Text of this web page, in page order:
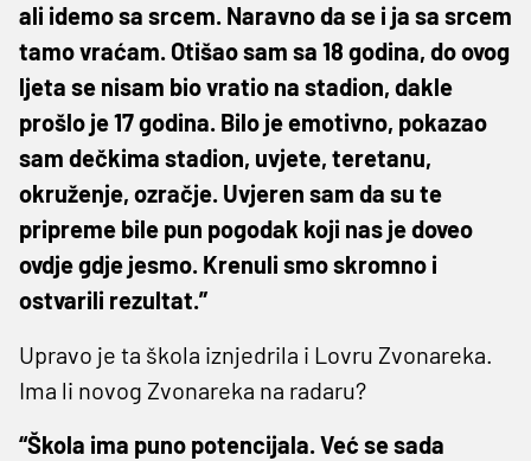
ali idemo sa srcem. Naravno da se i ja sa srcem
tamo vraćam. Otišao sam sa 18 godina, do ovog
ljeta se nisam bio vratio na stadion, dakle
prošlo je 17 godina. Bilo je emotivno, pokazao
sam dečkima stadion, uvjete, teretanu,
okruženje, ozračje. Uvjeren sam da su te
pripreme bile pun pogodak koji nas je doveo
ovdje gdje jesmo. Krenuli smo skromno i
ostvarili rezultat.”
Upravo je ta škola iznjedrila i Lovru Zvonareka.
Ima li novog Zvonareka na radaru?
“Škola ima puno potencijala. Već se sada